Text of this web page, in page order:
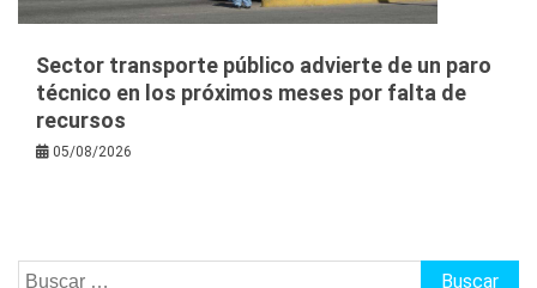
Sector transporte público advierte de un paro
técnico en los próximos meses por falta de
recursos
05/08/2026
Buscar: